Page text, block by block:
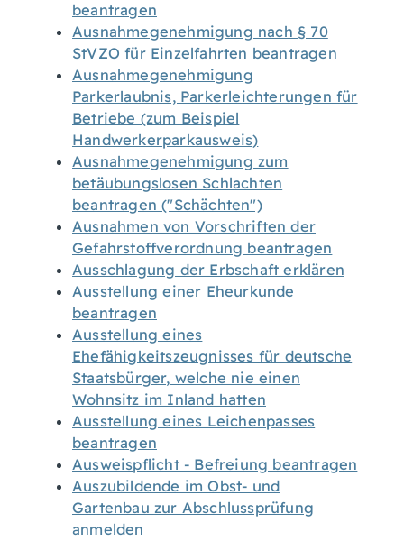
beantragen
Ausnahmegenehmigung nach § 70
StVZO für Einzelfahrten beantragen
Ausnahmegenehmigung
Parkerlaubnis, Parkerleichterungen für
Betriebe (zum Beispiel
Handwerkerparkausweis)
Ausnahmegenehmigung zum
betäubungslosen Schlachten
beantragen ("Schächten")
Ausnahmen von Vorschriften der
Gefahrstoffverordnung beantragen
Ausschlagung der Erbschaft erklären
Ausstellung einer Eheurkunde
beantragen
Ausstellung eines
Ehefähigkeitszeugnisses für deutsche
Staatsbürger, welche nie einen
Wohnsitz im Inland hatten
Ausstellung eines Leichenpasses
beantragen
Ausweispflicht - Befreiung beantragen
Auszubildende im Obst- und
Gartenbau zur Abschlussprüfung
anmelden